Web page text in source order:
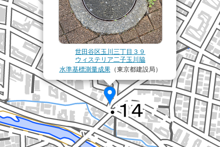
世田谷区玉川三丁目３９
ウィステリア二子玉川脇
水準基標測量成果（東京都建設局）